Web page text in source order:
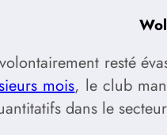
resté
mois, le club
dans le